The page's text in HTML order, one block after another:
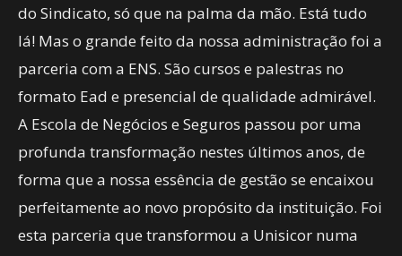
do Sindicato, só que na palma da mão. Está tudo
lá! Mas o grande feito da nossa administração foi a
parceria com a ENS. São cursos e palestras no
formato Ead e presencial de qualidade admirável.
A Escola de Negócios e Seguros passou por uma
profunda transformação nestes últimos anos, de
forma que a nossa essência de gestão se encaixou
perfeitamente ao novo propósito da instituição. Foi
esta parceria que transformou a Unisicor numa